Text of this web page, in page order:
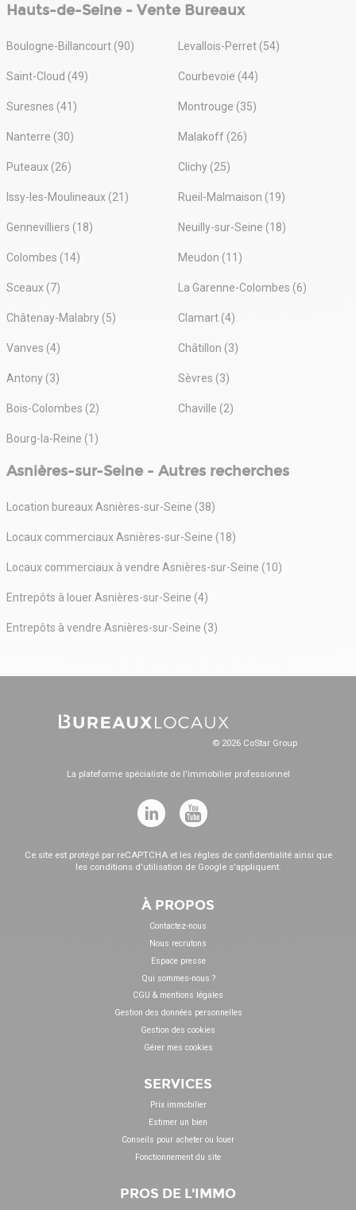
Hauts-de-Seine - Vente Bureaux
Boulogne-Billancourt (90) Levallois-Perret (54)
Saint-Cloud (49) Courbevoie (44)
Suresnes (41) Montrouge (35)
Nanterre (30) Malakoff (26)
Puteaux (26) Clichy (25)
Issy-les-Moulineaux (21) Rueil-Malmaison (19)
Gennevilliers (18) Neuilly-sur-Seine (18)
Colombes (14) Meudon (11)
Sceaux (7) La Garenne-Colombes (6)
Châtenay-Malabry (5) Clamart (4)
Vanves (4) Châtillon (3)
Antony (3) Sèvres (3)
Bois-Colombes (2) Chaville (2)
Bourg-la-Reine (1)
Asnières-sur-Seine - Autres recherches
Location bureaux Asnières-sur-Seine (38)
Locaux commerciaux Asnières-sur-Seine (18)
Locaux commerciaux à vendre Asnières-sur-Seine (10)
Entrepôts à louer Asnières-sur-Seine (4)
Entrepôts à vendre Asnières-sur-Seine (3)
© 2026 CoStar Group
La plateforme spécialiste de l'immobilier professionnel
Ce site est protégé par reCAPTCHA et les règles de confidentialitéainsi que
les conditions d'utilisation de Google s'appliquent.
À PROPOS
Contactez-nous
Nous recrutons
Espace presse
Qui sommes-nous ?
CGU & mentions légales
Gestion des données personnelles
Gestion des cookies
Gérer mes cookies
SERVICES
Prix immobilier
Estimer un bien
Conseils pour acheter ou louer
Fonctionnement du site
PROS DE L'IMMO